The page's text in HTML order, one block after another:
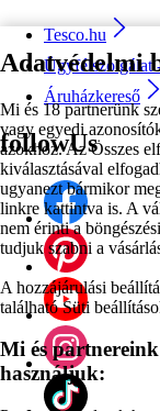
Adatvédelmi
Mi és 18 partnerünk
vagy egyedi
azokhoz. Az Összes
kiválasztásával
ugyanezt bármikor
linkre kattintva is. A
nem érinti a
tudjuk szabni a
A hozzájárulási
található Süti
Mi és
használjuk:
Tesco.hu
Ügyfélszolgálat
Áruházkereső
followUs